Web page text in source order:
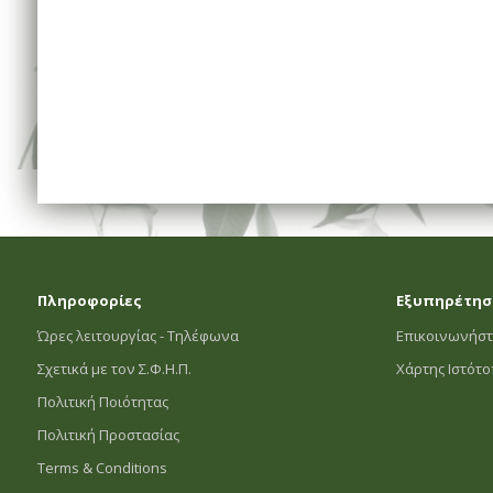
Πληροφορίες
Ώρες λειτουργίας - Τηλέφωνα
Σχετικά με τον Σ.Φ.Η.Π.
Πολιτική Ποιότητας
Πολιτική Προστασίας
Terms & Conditions
Χάρτης